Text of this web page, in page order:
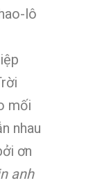
lô
mối
nhau
ơn
anh